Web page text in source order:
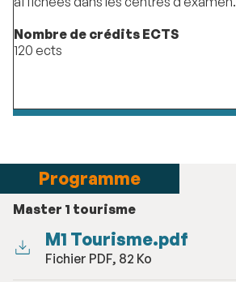
Nombre de crédits ECTS
120 ects
Programme
Master 1 tourisme
M1 Tourisme.pdf
Fichier PDF, 82 Ko